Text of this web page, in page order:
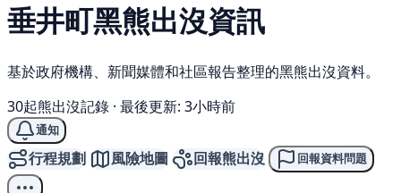
垂井町黑熊出沒資訊
基於政府機構、新聞媒體和社區報告整理的黑熊出沒資料。
30起熊出沒記錄 · 最後更新: 3小時前
通知
行程規劃 風險地圖 回報熊出沒 回報資料問題